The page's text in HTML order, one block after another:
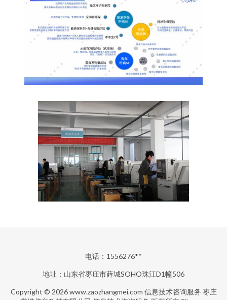
电话：1556276**
地址：山东省枣庄市薛城SOHO珠江D1幢506
Copyright © 2026www.zaozhangmei.com 信息技术咨询服务 枣庄